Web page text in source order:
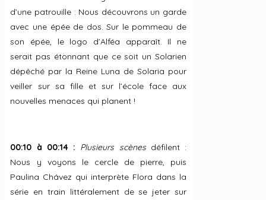
d’une patrouille : Nous découvrons un garde
avec une épée de dos. Sur le pommeau de
son épée, le logo d’Alféa apparaît. Il ne
serait pas étonnant que ce soit un Solarien
dépêché par la Reine Luna de Solaria pour
veiller sur sa fille et sur l’école face aux
nouvelles menaces qui planent !
00:10 à 00:14 : Plusieurs scènesdéfilent :
Nous y voyons le cercle de pierre, puis
Paulina Chávez qui interprète Flora dans la
série en train littéralement de se jeter sur